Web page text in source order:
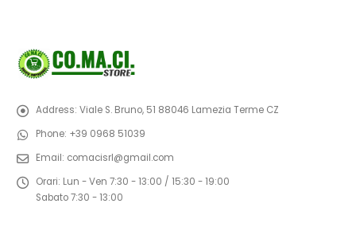
Address: Viale S. Bruno, 51 88046 Lamezia Terme CZ
Phone: +39 0968 51039
Email: comacisrl@gmail.com
Orari: Lun - Ven 7:30 - 13:00 / 15:30 - 19:00
Sabato 7:30 - 13:00